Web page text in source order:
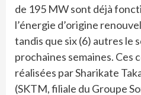
de 195 MW sont déjà
l’énergie d’origine
tandis que six (6) autres le
prochaines semaines. Ces
réalisées par Sharikate
(SKTM, filiale du Groupe